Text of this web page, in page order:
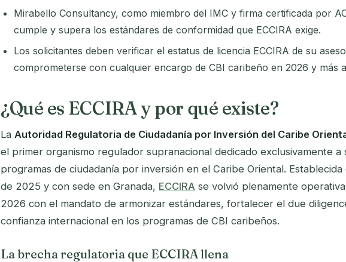
Mirabello Consultancy, como miembro del IMC y firma certificada por
cumple y supera los estándares de conformidad que ECCIRA exige.
Los solicitantes deben verificar el estatus de licencia ECCIRA de su
comprometerse con cualquier encargo de CBI caribeño en 2026 y más
¿Qué es ECCIRA y por qué existe?
La Autoridad Regulatoria de Ciudadanía por Inversión del Caribe
el primer organismo regulador supranacional dedicado exclusivamente a
programas de ciudadanía por inversión en el Caribe Oriental.
de 2025 y con sede en Granada, ECCIRA se volvió plenamente
2026 con el mandato de armonizar estándares, fortalecer el due
confianza internacional en los programas de CBI caribeños.
La brecha regulatoria que ECCIRA llena